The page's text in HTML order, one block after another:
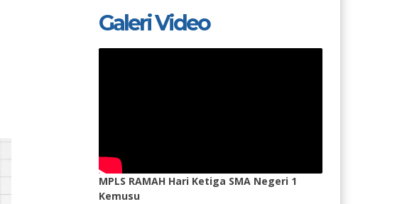
Galeri Video
MPLS RAMAH Hari Ketiga SMA Negeri 1
Kemusu